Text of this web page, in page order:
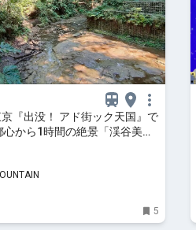
『出没！ アド街ック天国』で
心から1時間の絶景「渓谷美＆
浜市保土ヶ谷区西谷」｜アク
｜レポート｜BRAVO
5